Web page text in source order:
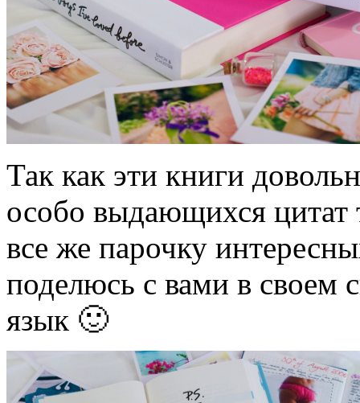
Так как эти книги
особо выдающихся цитат
все же парочку
поделюсь с вами в своем
язык 🙂